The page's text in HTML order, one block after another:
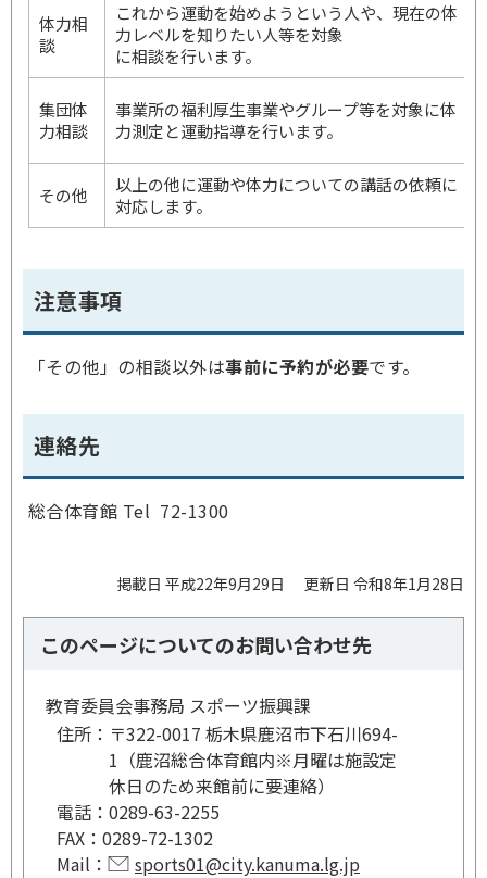
体力相
談
これから運動を始めようという人や、現在の体
力レベルを知りたい人等を対象
に相談を行います。
集団体
力相談
事業所の福利厚生事業やグループ等を対象に体
力測定と運動指導を行います。
その他
以上の他に運動や体力についての講話の依頼に
対応します。
注意事項
「その他」の相談以外は事前に予約が必要です。
連絡先
総合体育館 Tel 72-1300
掲載日 平成22年9月29日 更新日 令和8年1月28日
このページについてのお問い合わせ先
教育委員会事務局 スポーツ振興課
住所： 〒322-0017 栃木県鹿沼市下石川694-
1（鹿沼総合体育館内※月曜は施設定
休日のため来館前に要連絡）
電話： 0289-63-2255
FAX： 0289-72-1302
Mail：
sports01@city.kanuma.lg.jp